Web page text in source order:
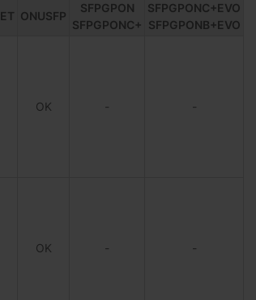
ONUSFP
SFPGPON
SFPGPONC+
SFPGPONC+EVO
SFPGPONB+EVO
OK - -
OK - -